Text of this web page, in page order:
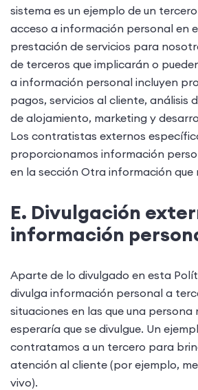
sistema es un ejemplo de un
acceso a información personal en
prestación de servicios para
de terceros que implicarán o
a información personal incluyen
pagos, servicios al cliente, análisis
de alojamiento, marketing y
Los contratistas externos
proporcionamos información
en la sección Otra información que
E. Divulgación
información
Aparte de lo divulgado en esta
divulga información personal a
situaciones en las que una persona
esperaría que se divulgue. Un
contratamos a un tercero para
atención al cliente (por ejemplo,
vivo).